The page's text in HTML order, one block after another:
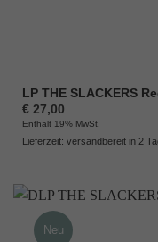
LP THE SLACKERS
€27,00
Enthält 19% MwSt.
Lieferzeit: versandbereit in 2
Neu